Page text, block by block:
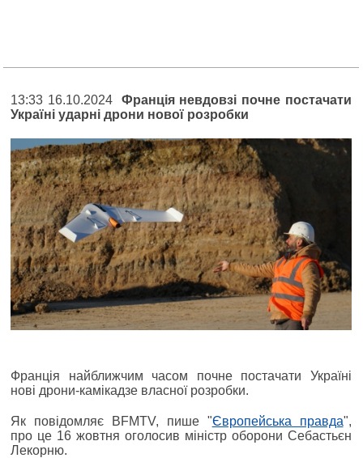
13:33 16.10.2024 Франція невдовзі почне постачати
Україні ударні дрони нової розробки
Франція найближчим часом почне постачати Україні
нові дрони-камікадзе власної розробки.
Як повідомляє BFMTV, пише "Європейська правда",
про це 16 жовтня оголосив міністр оборони Себастьєн
Лекорню.